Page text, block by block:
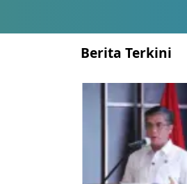
Berita Terkini